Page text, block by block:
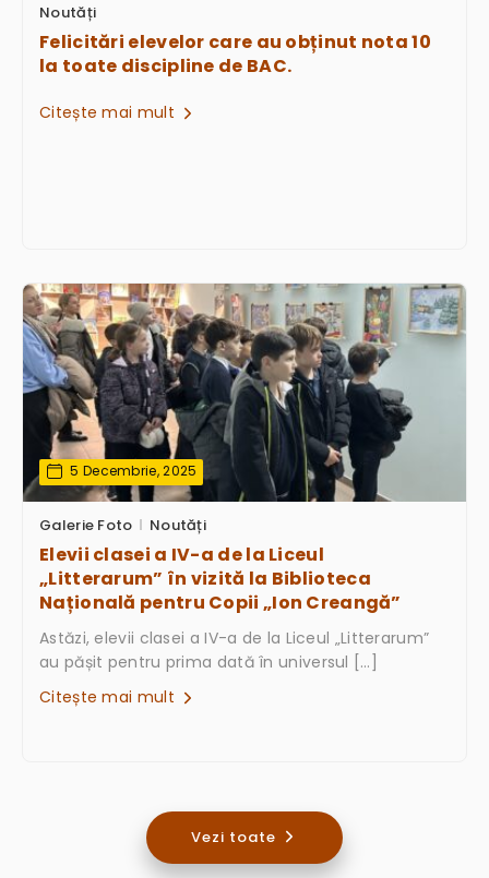
Noutăți
Felicitări elevelor care au obținut nota 10
la toate discipline de BAC.
Citește mai mult
5 Decembrie, 2025
Galerie Foto Noutăți
Elevii clasei a IV-a de la Liceul
„Litterarum” în vizită la Biblioteca
Națională pentru Copii „Ion Creangă”
Astăzi, elevii clasei a IV-a de la Liceul „Litterarum”
au pășit pentru prima dată în universul […]
Citește mai mult
Vezi toate